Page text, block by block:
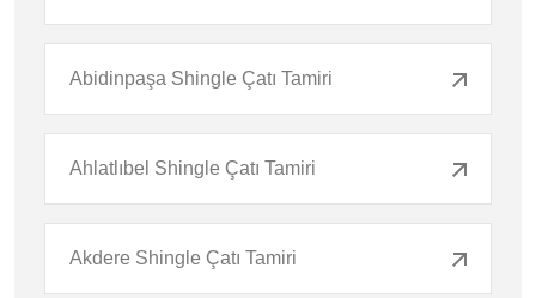
Abidinpaşa Shingle Çatı Tamiri
Ahlatlıbel Shingle Çatı Tamiri
Akdere Shingle Çatı Tamiri